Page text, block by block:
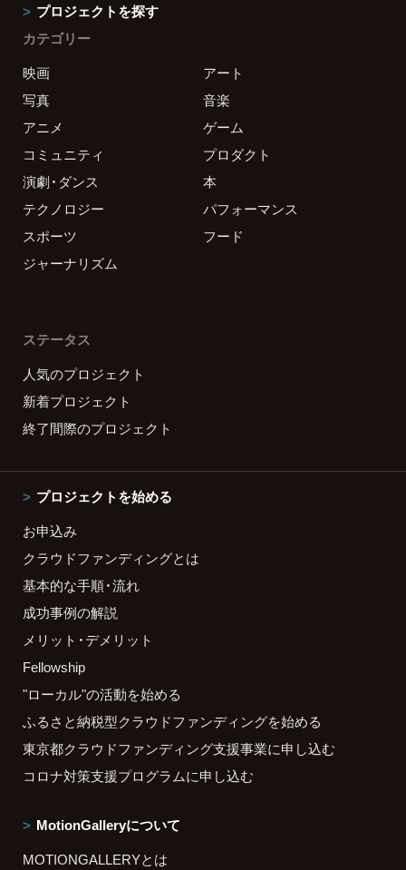
プロジェクトを探す
カテゴリー
映画
アート
写真
音楽
アニメ
ゲーム
コミュニティ
プロダクト
演劇・ダンス
本
テクノロジー
パフォーマンス
スポーツ
フード
ジャーナリズム
ステータス
人気のプロジェクト
新着プロジェクト
終了間際のプロジェクト
プロジェクトを始める
お申込み
クラウドファンディングとは
基本的な手順・流れ
成功事例の解説
メリット・デメリット
Fellowship
"ローカル"の活動を始める
ふるさと納税型クラウドファンディングを始める
東京都クラウドファンディング支援事業に申し込む
コロナ対策支援プログラムに申し込む
MotionGalleryについて
MOTIONGALLERYとは